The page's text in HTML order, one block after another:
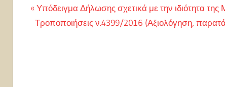
Πλοήγηση
άρθρων
Previous
Post:
Υπόδειγμα Δήλωσης σχετικά με την ιδιότητα
Next
Τροποποιήσεις ν.4399/2016 (Αξιολόγηση,